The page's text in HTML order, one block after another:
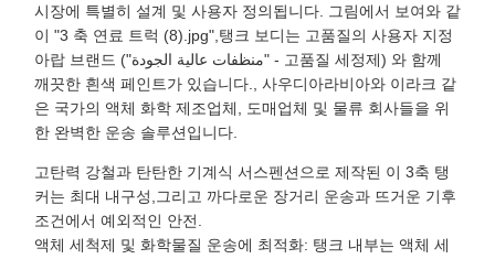
시장에 특별히 설계 및 사용자 정의됩니다. 그림에서 보여와 같
이 "3 축 연료 트럭 (8).jpg",탱크 보디는 고품질의 사용자 지정
아랍 브랜드 ("منظفات عالية الجودة" - 고품질 세정제) 와 함께
깨끗한 흰색 페인트가 있습니다., 사우디아라비아와 이라크 같
은 국가의 액체 화학 제조업체, 도매업체 및 물류 회사들을 위
한 완벽한 운송 솔루션입니다.
고탄력 강철과 탄탄한 기계식 서스펜션으로 제작된 이 3축 탱
커는 최대 내구성,그리고 까다로운 장거리 운송과 뜨거운 기후
조건에서 예외적인 안전.
액체 세척제 및 화학물질 운송에 최적화: 탱크 내부는 액체 세